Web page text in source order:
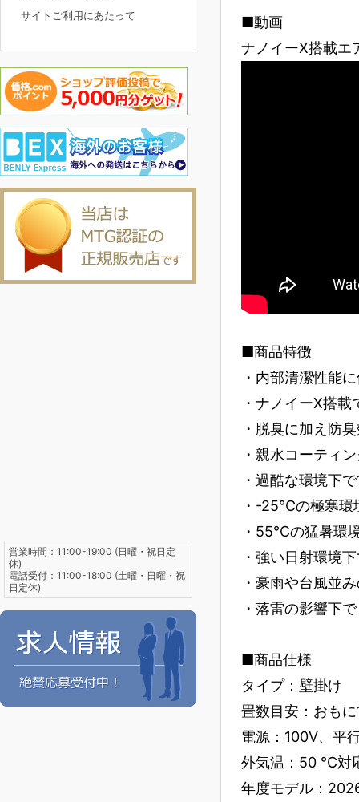
■動画
ナノイーX搭載エ
■商品特徴
・内部清潔性能
・ナノイーX搭
・脱臭に加え防
・親水コーティ
・過酷な環境下
・-25℃の極寒環
・55℃の猛暑環
・強い日射環境
・豪雨や台風並
・落雷の影響下
■商品仕様
タイプ：壁掛け
畳数目安：おも
電源：100V、平
外気温：50 ℃対
年度モデル：
サイトご利用にあたって
営業時間：11:00-19:00 (日曜・祝日定
休)
電話受付：11:00-18:00 (土曜・日曜・祝
日定休)